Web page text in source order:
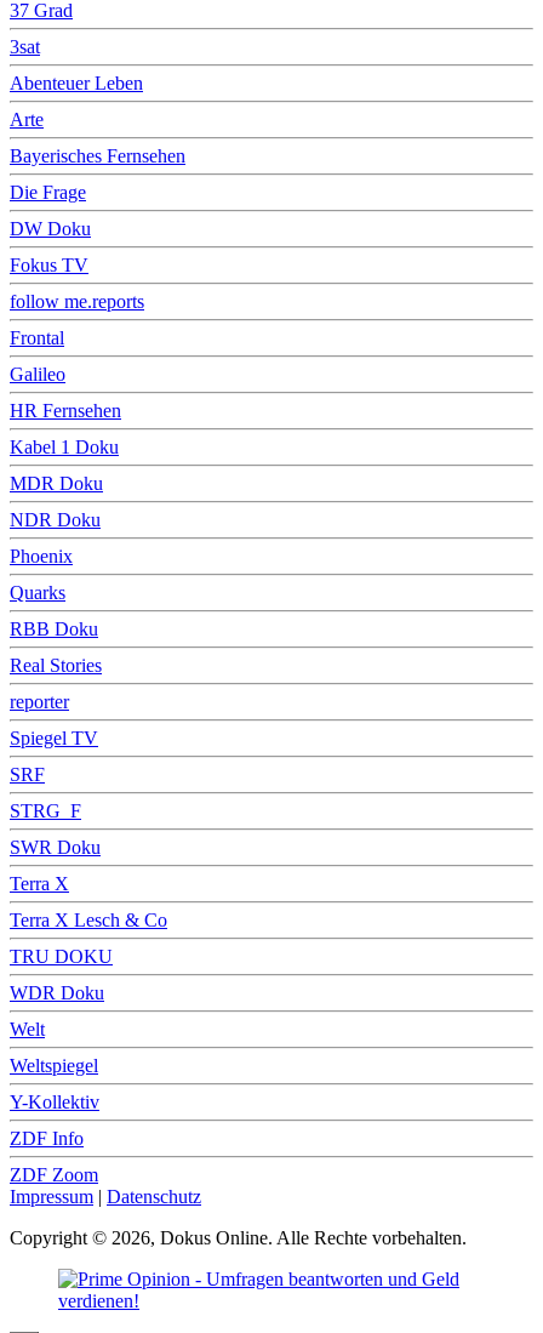
37 Grad
3sat
Abenteuer Leben
Arte
Bayerisches Fernsehen
Die Frage
DW Doku
Fokus TV
follow me.reports
Frontal
Galileo
HR Fernsehen
Kabel 1 Doku
MDR Doku
NDR Doku
Phoenix
Quarks
RBB Doku
Real Stories
reporter
Spiegel TV
SRF
STRG_F
SWR Doku
Terra X
Terra X Lesch & Co
TRU DOKU
WDR Doku
Welt
Weltspiegel
Y-Kollektiv
ZDF Info
ZDF Zoom
Impressum | Datenschutz
Copyright © 2026, Dokus Online. Alle Rechte vorbehalten.